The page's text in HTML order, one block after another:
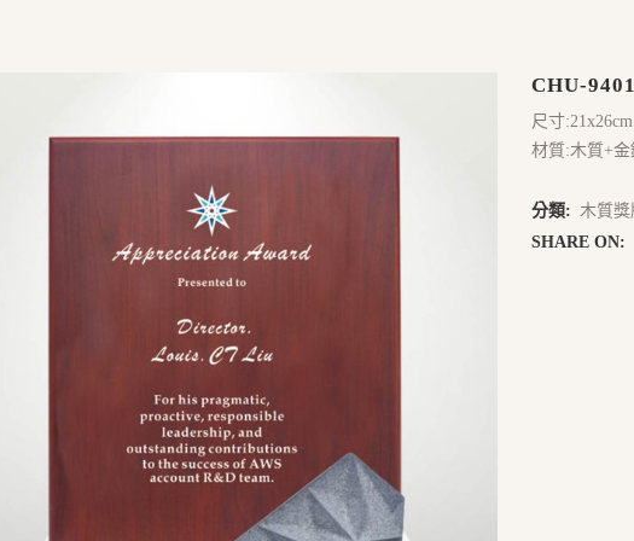
CHU-
尺寸:21x26cm
材質:木質+金
分類: 木質獎
SHARE ON: